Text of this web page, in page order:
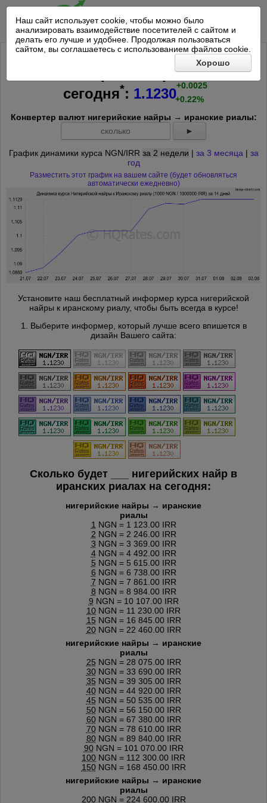
Наш сайт использует cookie, чтобы можно было
анализировать взаимодействие посетителей с сайтом и
делать его лучше и удобнее. Продолжая пользоваться
сайтом, вы соглашаетесь с использованием файлов cookie.
Хорошо
Курс 1000 Нигерийская найра к
1000000 Иранских риалов на
сегодня*: 1.1230+0.0025
+0.22%
Конвертер валют нигерийские найры → иранские риалы:
►
График динамики курса NGN/IRR за 2 недели | за 3 месяца | за
год
Разместить этот график на вашем сайте (будет обновляться
автоматически ежедневно)
Установите наш бесплатный информер курса нигерийской
найры к иранскому риалу, чтобы быть всегда в курсе!
1. Выберите информер, который лучше всего впишется в
дизайн Вашего сайта:
Сколько будет
нигерийских найр в
иранских риалах на сегодня:
нигерийские найры → иранские
риалы
1 NGN = 1 123.00 IRR
2 NGN = 2 246.00 IRR
3 NGN = 3 369.00 IRR
4NGN = 4 492.00 IRR
5 NGN = 5 615.00 IRR
6 NGN = 6 738.00 IRR
7 NGN = 7 861.00 IRR
8 NGN = 8 984.00 IRR
9 NGN = 10 107.00 IRR
10 NGN = 11 230.00 IRR
15 NGN = 16 845.00 IRR
20NGN = 22 460.00 IRR
нигерийские найры → иранские
риалы
25 NGN = 28 075.00 IRR
30NGN = 33 690.00 IRR
35 NGN = 39 305.00 IRR
40NGN = 44 920.00 IRR
45 NGN = 50 535.00 IRR
50NGN = 56 150.00 IRR
60NGN = 67 380.00 IRR
70NGN = 78 610.00 IRR
80NGN = 89 840.00 IRR
90NGN = 101 070.00 IRR
100 NGN = 112 300.00 IRR
150NGN = 168 450.00 IRR
нигерийские найры → иранские
риалы
200NGN = 224 600.00 IRR